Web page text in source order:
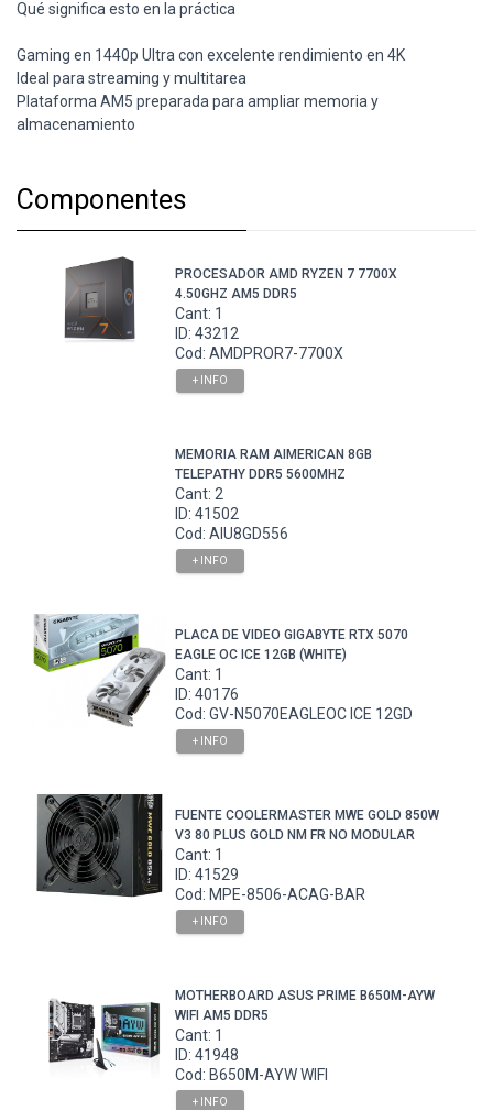
Qué significa esto en la práctica
Gaming en 1440p Ultra con excelente rendimiento en 4K
Ideal para streaming y multitarea
Plataforma AM5 preparada para ampliar memoria y
almacenamiento
Componentes
PROCESADOR AMD RYZEN 7 7700X
4.50GHZ AM5 DDR5
Cant: 1
ID: 43212
Cod: AMDPROR7-7700X
+ INFO
MEMORIA RAM AIMERICAN 8GB
TELEPATHY DDR5 5600MHZ
Cant: 2
ID: 41502
Cod: AIU8GD556
+ INFO
PLACA DE VIDEO GIGABYTE RTX 5070
EAGLE OC ICE 12GB (WHITE)
Cant: 1
ID: 40176
Cod: GV-N5070EAGLEOC ICE 12GD
+ INFO
FUENTE COOLERMASTER MWE GOLD 850W
V3 80 PLUS GOLD NM FR NO MODULAR
Cant: 1
ID: 41529
Cod: MPE-8506-ACAG-BAR
+ INFO
MOTHERBOARD ASUS PRIME B650M-AYW
WIFI AM5 DDR5
Cant: 1
ID: 41948
Cod: B650M-AYW WIFI
+ INFO